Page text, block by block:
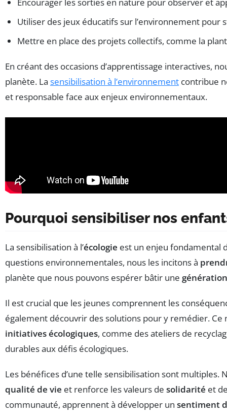
Utiliser des jeux éducatifs sur l’environnement pour
Mettre en place des projets collectifs, comme la
En créant des occasions d’apprentissage interactives,
planète. La sensibilisation à l’environnement contribue
et responsable face aux enjeux environnementaux.
Pourquoi sensibiliser nos
La sensibilisation à l’écologie est un enjeu fondamental
questions environnementales, nous les incitons à
planète que nous pouvons espérer bâtir une
Il est crucial que les jeunes comprennent les
également découvrir des solutions pour y remédier. Ce
initiatives écologiques, comme des ateliers de
durables aux défis écologiques.
Les bénéfices d’une telle sensibilisation sont
qualité de vie et renforce les valeurs de solidarité et
communauté, apprennent à développer un sentiment